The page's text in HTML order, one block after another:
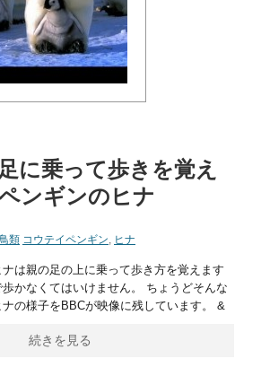
に乗って歩きを覚え
ンギンのヒナ
類 コウテイペンギン, ヒナ
は親の足の上に乗って歩き方を覚えます
かなくてはいけません。 ちょうどそんな
の様子をBBCが映像に残しています。 &
続きを見る